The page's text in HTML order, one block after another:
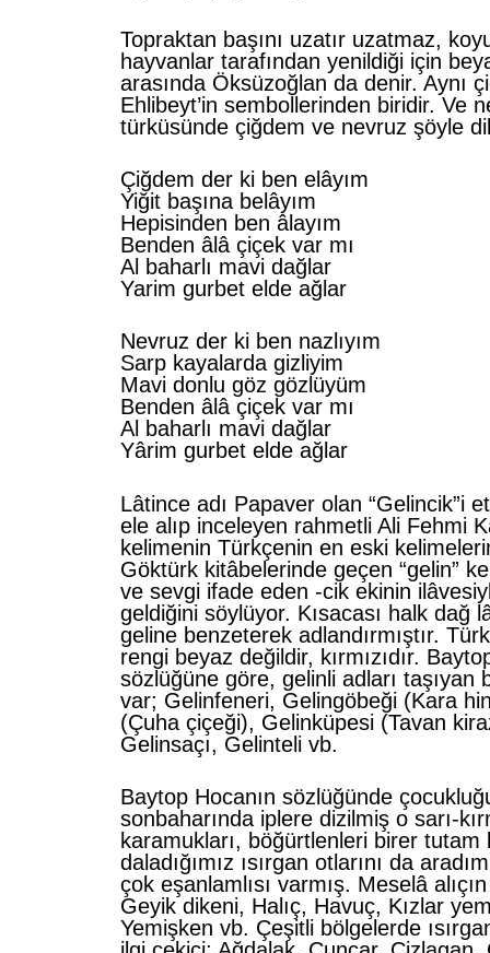
Topraktan başını uzatır uzatmaz,
hayvanlar tarafından yenildiği için
arasında Öksüzoğlan da denir. Aynı
Ehlibeyt’in sembollerinden biridir. Ve
türküsünde çiğdem ve nevruz şöyle
Çiğdem der ki ben elâyım
Yiğit başına belâyım
Hepisinden ben âlayım
Benden âlâ çiçek var mı
Al baharlı mavi dağlar
Yarim gurbet elde ağlar
Nevruz der ki ben nazlıyım
Sarp kayalarda gizliyim
Mavi donlu göz gözlüyüm
Benden âlâ çiçek var mı
Al baharlı mavi dağlar
Yârim gurbet elde ağlar
Lâtince adı Papaver olan “Gelincik”i
ele alıp inceleyen rahmetli Ali Fehmi
kelimenin Türkçenin en eski
Göktürk kitâbelerinde geçen “gelin”
ve sevgi ifade eden -cik ekinin
geldiğini söylüyor. Kısacası halk dağ
geline benzeterek adlandırmıştır.
rengi beyaz değildir, kırmızıdır.
sözlüğüne göre, gelinli adları taşıyan
var; Gelinfeneri, Gelingöbeği (Kara
(Çuha çiçeği), Gelinküpesi (Tavan
Gelinsaçı, Gelinteli vb.
Baytop Hocanın sözlüğünde
sonbaharında iplere dizilmiş o sarı-
karamukları, böğürtlenleri birer tutam
daladığımız ısırgan otlarını da
çok eşanlamlısı varmış. Meselâ
Geyik dikeni, Halıç, Havuç, Kızlar
Yemişken vb. Çeşitli bölgelerde